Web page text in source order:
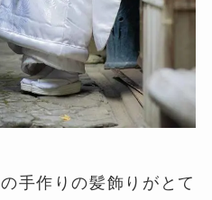
手作りの髪飾りがとて